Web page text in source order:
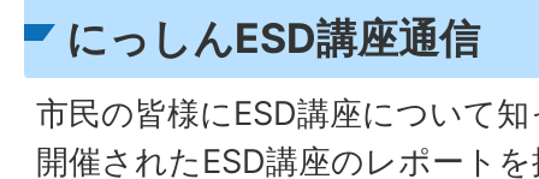
にっしんESD講座通信
市民の皆様にESD講座について
開催されたESD講座のレポート